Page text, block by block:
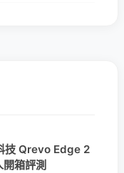
技 Qrevo Edge 2
箱評測